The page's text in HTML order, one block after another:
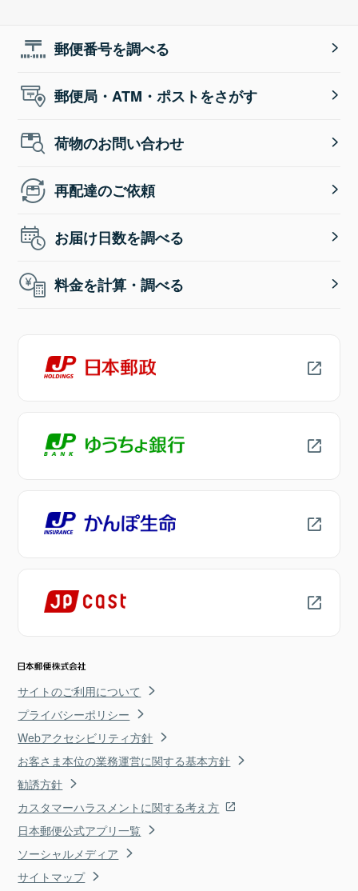
郵便番号を調べる
郵便局・ATM・ポストをさがす
荷物のお問い合わせ
再配達のご依頼
お届け日数を調べる
料金を計算・調べる
サイトのご利用について
プライバシーポリシー
Webアクセシビリティ方針
お客さま本位の業務運営に関する基本方針
勧誘方針
カスタマーハラスメントに関する考え方
日本郵便公式アプリ一覧
ソーシャルメディア
サイトマップ